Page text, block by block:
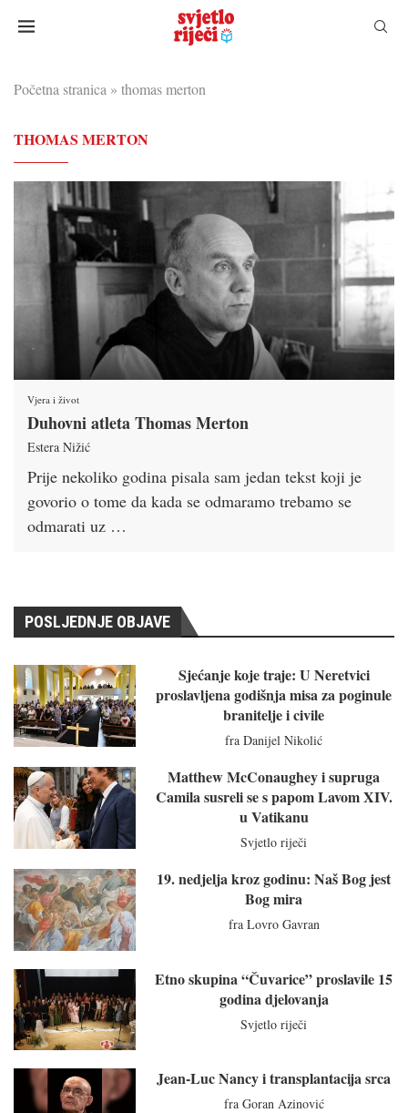
Početna stranica » thomas merton
THOMAS MERTON
Vjera i život
Duhovni atleta Thomas Merton
Estera Nižić
Prije nekoliko godina pisala sam jedan tekst koji je
govorio o tome da kada se odmaramo trebamo se
odmarati uz …
POSLJEDNJE OBJAVE
Sjećanje koje traje: U Neretvici
proslavljena godišnja misa za poginule
branitelje i civile
fra Danijel Nikolić
Matthew McConaughey i supruga
Camila susreli se s papom Lavom XIV.
u Vatikanu
Svjetlo riječi
19. nedjelja kroz godinu: Naš Bog jest
Bog mira
fra Lovro Gavran
Etno skupina “Čuvarice” proslavile 15
godina djelovanja
Svjetlo riječi
Jean-Luc Nancy i transplantacija srca
fra Goran Azinović